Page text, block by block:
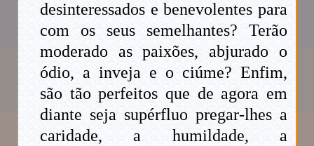
desinteressados e benevolentes para
com os seus semelhantes? Terão
moderado as paixões, abjurado o
ódio, a inveja e o ciúme? Enfim,
são tão perfeitos que de agora em
diante seja supérfluo pregar-lhes a
caridade, a humildade, a